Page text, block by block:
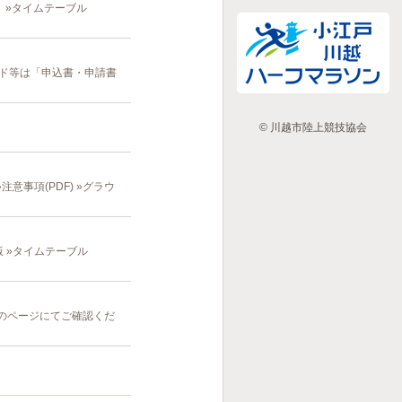
© 川越市陸上競技協会
»タイムテーブル
等は「申込書・申請書
意事項(PDF) »グラウ
»タイムテーブル
ページにてご確認くだ